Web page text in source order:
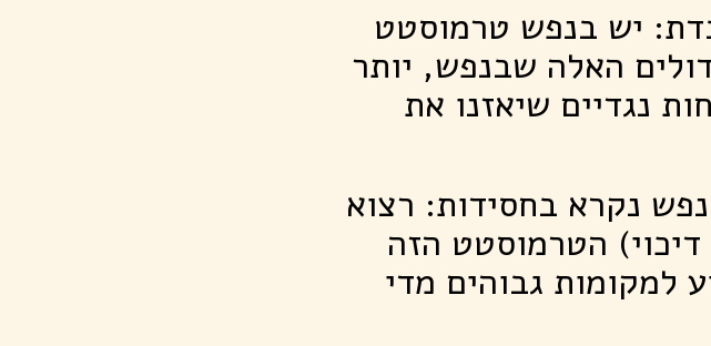
יש בנפש טרמוסטט
האלה שבנפש, יותר
נגדיים שיאזנו את
נקרא בחסידות: רצוא
הטרמוסטט הזה
למקומות גבוהים מדי